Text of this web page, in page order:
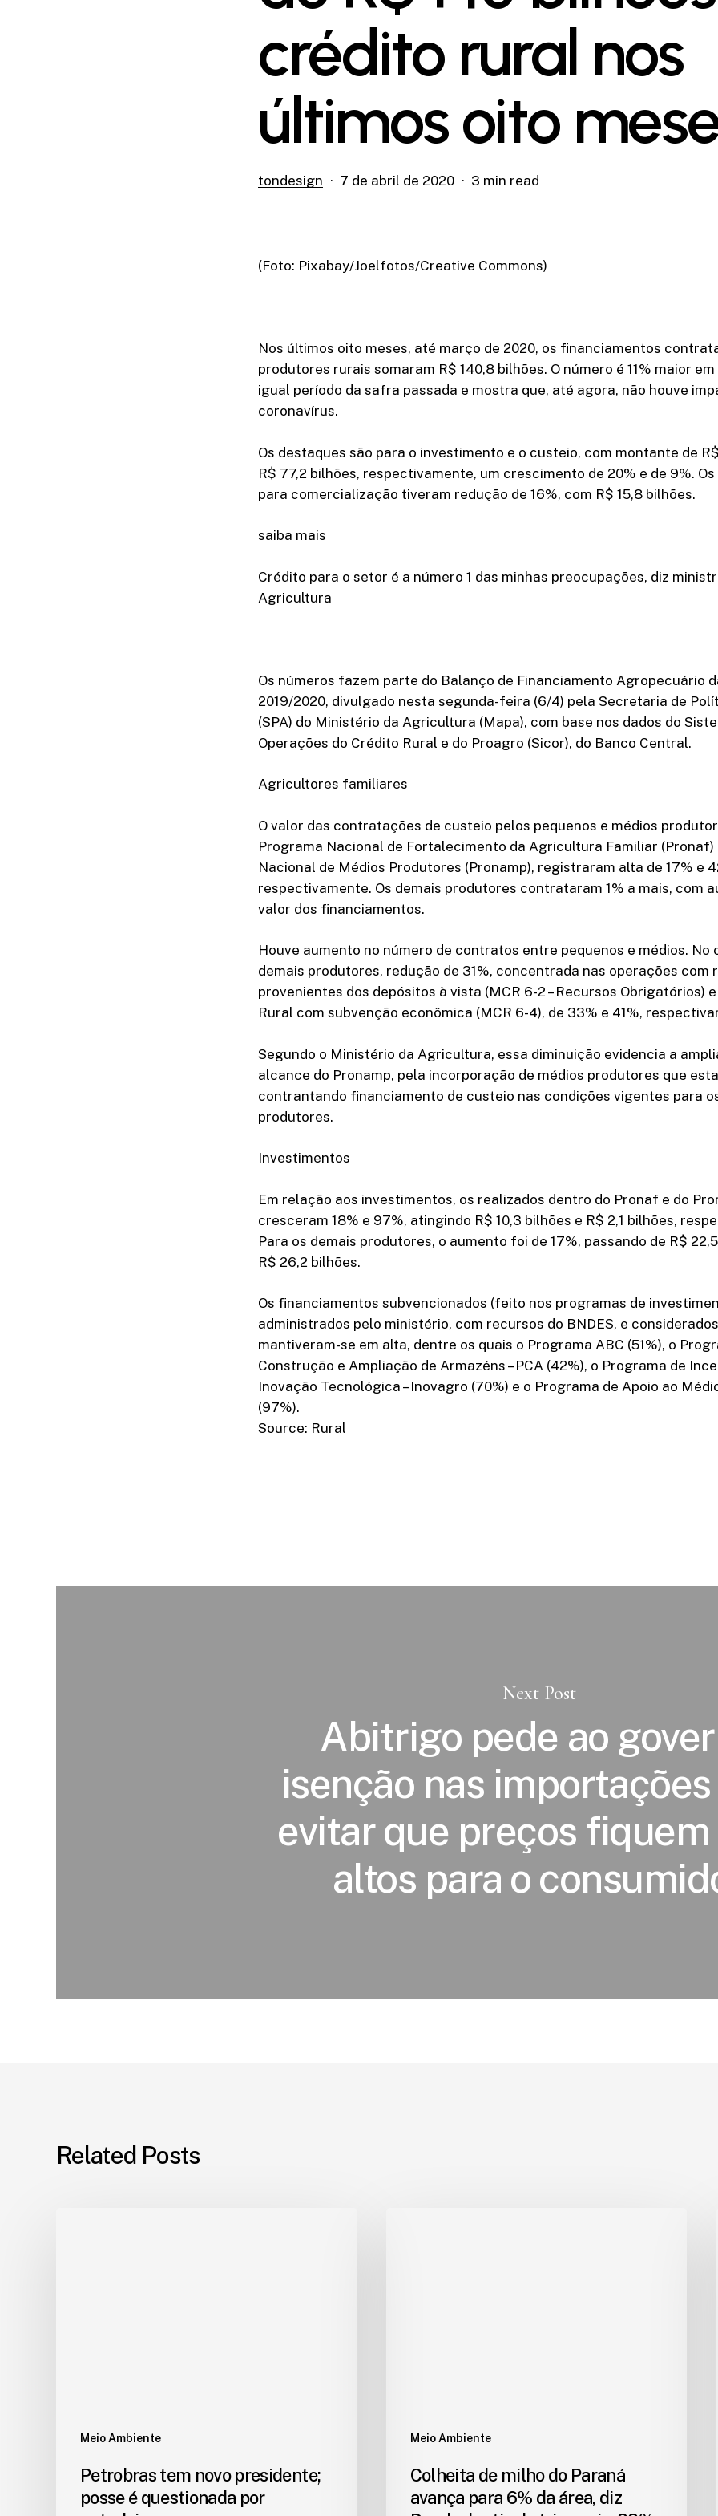
crédito rural nos
últimos oito
tondesign 7 de abril de 2020 3 min read
(Foto: Pixabay/Joelfotos/Creative Commons)
Nos últimos oito meses, até março de 2020, os financiamentos
produtores rurais somaram R$ 140,8 bilhões. O número é 11% maior
igual período da safra passada e mostra que, até agora, não houve
coronavírus.
Os destaques são para o investimento e o custeio, com montante de
R$ 77,2 bilhões, respectivamente, um crescimento de 20% e de 9%.
para comercialização tiveram redução de 16%, com R$ 15,8 bilhões.
saiba mais
Crédito para o setor é a número 1 das minhas preocupações, diz
Agricultura
Os números fazem parte do Balanço de Financiamento Agropecuário
2019/2020, divulgado nesta segunda-feira (6/4) pela Secretaria de
(SPA) do Ministério da Agricultura (Mapa), com base nos dados do
Operações do Crédito Rural e do Proagro (Sicor), do Banco Central.
Agricultores familiares
O valor das contratações de custeio pelos pequenos e médios
Programa Nacional de Fortalecimento da Agricultura Familiar (Pronaf)
Nacional de Médios Produtores (Pronamp), registraram alta de 17% e
respectivamente. Os demais produtores contrataram 1% a mais, com
valor dos financiamentos.
Houve aumento no número de contratos entre pequenos e médios. No
demais produtores, redução de 31%, concentrada nas operações com
provenientes dos depósitos à vista (MCR 6-2 – Recursos Obrigatórios)
Rural com subvenção econômica (MCR 6-4), de 33% e 41%,
Segundo o Ministério da Agricultura, essa diminuição evidencia a
alcance do Pronamp, pela incorporação de médios produtores que
contrantando financiamento de custeio nas condições vigentes para
produtores.
Investimentos
Em relação aos investimentos, os realizados dentro do Pronaf e do
cresceram 18% e 97%, atingindo R$ 10,3 bilhões e R$ 2,1 bilhões,
Para os demais produtores, o aumento foi de 17%, passando de R$
R$ 26,2 bilhões.
Os financiamentos subvencionados (feito nos programas de
administrados pelo ministério, com recursos do BNDES, e
mantiveram-se em alta, dentre os quais o Programa ABC (51%), o
Construção e Ampliação de Armazéns – PCA (42%), o Programa de
Inovação Tecnológica – Inovagro (70%) e o Programa de Apoio ao
(97%).
Source: Rural
Next Post
Abitrigo pede ao
isenção nas
evitar que preços fiquem
altos para o
Related Posts
Meio Ambiente
Petrobras tem novo presidente;
posse é questionada por
Meio Ambiente
Colheita de milho do Paraná
avança para 6% da área, diz